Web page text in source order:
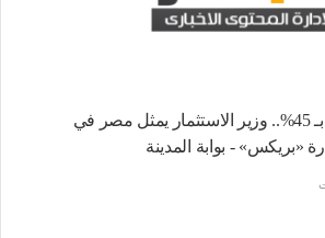
بعد قفزة الصادرات بـ 45%.. وزير الاستثمار يمثل مصر في
«بريكس» - بوابة المدينة